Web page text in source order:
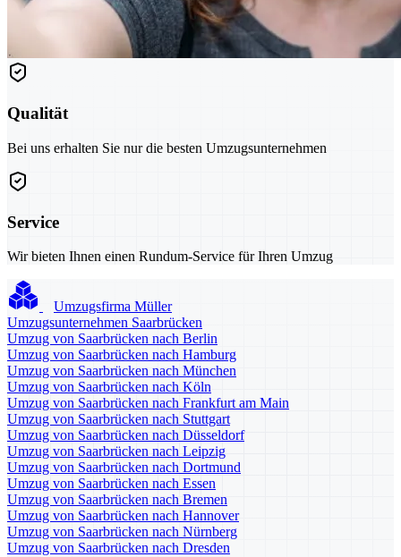
Qualität
Bei uns erhalten Sie nur die besten Umzugsunternehmen
Service
Wir bieten Ihnen einen Rundum-Service für Ihren Umzug
Umzugsfirma Müller
Umzugsunternehmen Saarbrücken
Umzug von Saarbrücken nach Berlin
Umzug von Saarbrücken nach Hamburg
Umzug von Saarbrücken nach München
Umzug von Saarbrücken nach Köln
Umzug von Saarbrücken nach Frankfurt am Main
Umzug von Saarbrücken nach Stuttgart
Umzug von Saarbrücken nach Düsseldorf
Umzug von Saarbrücken nach Leipzig
Umzug von Saarbrücken nach Dortmund
Umzug von Saarbrücken nach Essen
Umzug von Saarbrücken nach Bremen
Umzug von Saarbrücken nach Hannover
Umzug von Saarbrücken nach Nürnberg
Umzug von Saarbrücken nach Dresden